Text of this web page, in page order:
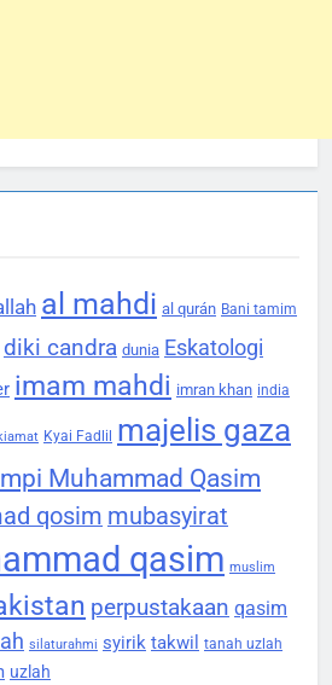
al mahdi al qurán Bani tamim
diki candra dunia Eskatologi
imam mahdi imran khan india
Kyai Fadlil majelis gaza
Muhammad Qasim
qosim mubasyirat
qasim muslim
perpustakaan qasim
silaturahmi syirik takwil tanah uzlah
uzlah